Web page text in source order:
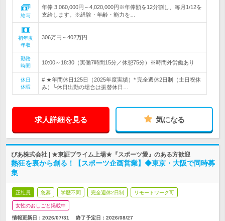
給与
年俸 3,060,000円～4,020,000円※年俸額を12分割し、毎月1/12を
支給します。※経験・年齢・能力を…
初年度
年収
306万円～402万円
勤務
時間
10:00～18:30（実働7時間15分／休憩75分）※時間外労働あり
休日
休暇
# ★年間休日125日（2025年度実績）* 完全週休2日制（土日祝休
み）└休日出勤の場合は振替休日…
求人詳細を見る 気になる
ぴあ株式会社 | ★東証プライム上場★『スポーツ愛』のある方歓迎
熱狂を裏から創る！【スポーツ企画営業】◆東京・大阪で同時募
集
正社員 急募 学歴不問 完全週休2日制 リモートワーク可
女性のおしごと掲載中
情報更新日：2026/07/31 終了予定日： 2026/08/27